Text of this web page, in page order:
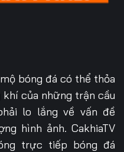
bóng đá có thể thỏa
của những trận cầu
lo lắng về vấn đề
hình ảnh. CakhiaTV
trực tiếp bóng đá